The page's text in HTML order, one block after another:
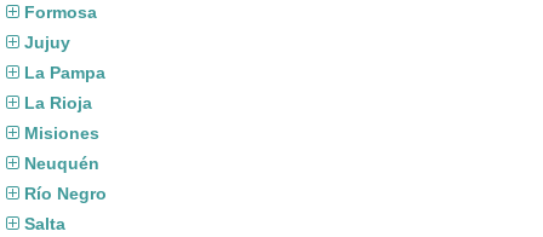
Formosa
Jujuy
La Pampa
La Rioja
Misiones
Neuquén
Río Negro
Salta